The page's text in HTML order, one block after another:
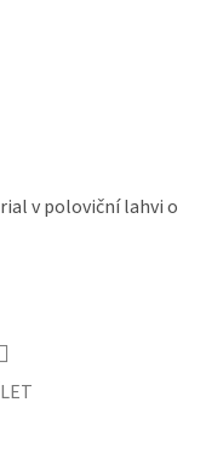
v poloviční lahvi o